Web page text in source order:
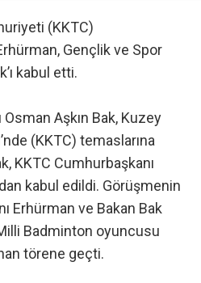
(KKTC)
Gençlik ve Spor
kabul etti.
Osman Aşkın Bak, Kuzey
(KKTC) temaslarına
KKTC Cumhurbaşkanı
kabul edildi. Görüşmenin
Erhürman ve Bakan Bak
Badminton oyuncusu
törene geçti.